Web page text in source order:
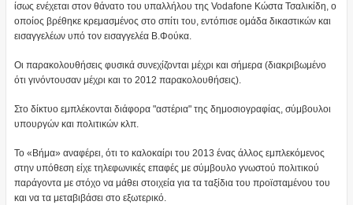
ίσως ενέχεται στον θάνατο του υπαλλήλου της Vodafone Κώστα Τσαλικίδη, ο
οποίος βρέθηκε κρεμασμένος στο σπίτι του, εντόπισε ομάδα δικαστικών και
εισαγγελέων υπό τον εισαγγελέα Β.Φούκα.
Οι παρακολουθήσεις φυσικά συνεχίζονται μέχρι και σήμερα (διακριβωμένο
ότι γινόντουσαν μέχρι και το 2012 παρακολουθήσεις).
Στο δίκτυο εμπλέκονται διάφορα "αστέρια" της δημοσιογραφίας, σύμβουλοι
υπουργών και πολιτικών κλπ.
Το «Βήμα» αναφέρει, ότι το καλοκαίρι του 2013 ένας άλλος εμπλεκόμενος
στην υπόθεση είχε τηλεφωνικές επαφές με σύμβουλο γνωστού πολιτικού
παράγοντα με στόχο να μάθει στοιχεία για τα ταξίδια του προϊσταμένου του
και να τα μεταβιβάσει στο εξωτερικό.